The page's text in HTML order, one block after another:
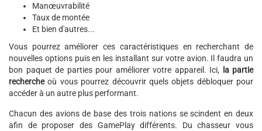
Manœuvrabilité
Taux de montée
Et bien d'autres...
Vous pourrez améliorer ces caractéristiques en recherchant de
nouvelles options puis en les installant sur votre avion. Il faudra un
bon paquet de parties pour améliorer votre appareil. Ici, la partie
rechercheoù vous pourrez découvrir quels objets débloquer pour
accéder à un autre plus performant.
Chacun des avions de base des trois nations se scindent en deux
afin de proposer des GamePlay différents. Du chasseur vous